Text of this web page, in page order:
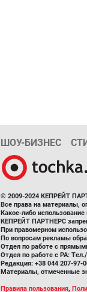
ШОУ-БИЗНЕС
© 2009-2024 КЕПРЕЙТ
Все права на материалы,
Какое-либо
КЕПРЕЙТ ПАРТНЕРС
При правомерном
По вопросам рекламы
Отдел по работе с
Отдел по работе с РА:
Редакция: +38 044 207-97-
Материалы, отмеченные
Правила пользования,